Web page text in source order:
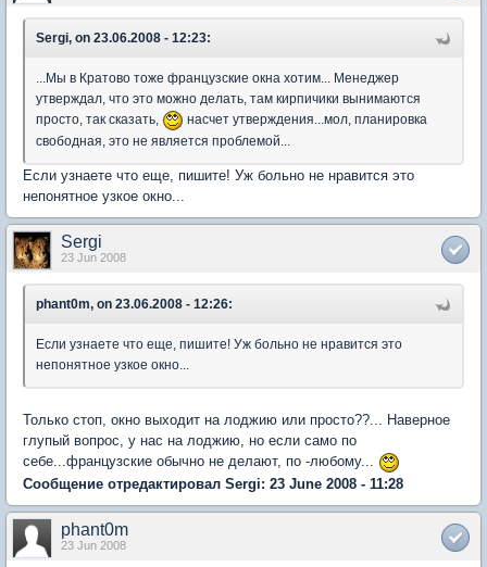
Sergi, on 23.06.2008 - 12:23:
...Мы в Кратово тоже французские окна хотим... Менеджер
утверждал, что это можно делать, там кирпичики вынимаются
просто, так сказать,
насчет утверждения...мол, планировка
свободная, это не является проблемой...
Если узнаете что еще, пишите! Уж больно не нравится это
непонятное узкое окно...
Sergi
23 Jun 2008
phant0m, on 23.06.2008 - 12:26:
Если узнаете что еще, пишите! Уж больно не нравится это
непонятное узкое окно...
Только стоп, окно выходит на лоджию или просто??... Наверное
глупый вопрос, у нас на лоджию, но если само по
себе...французские обычно не делают, по -любому...
Сообщение отредактировал Sergi: 23 June 2008 - 11:28
phant0m
23 Jun 2008